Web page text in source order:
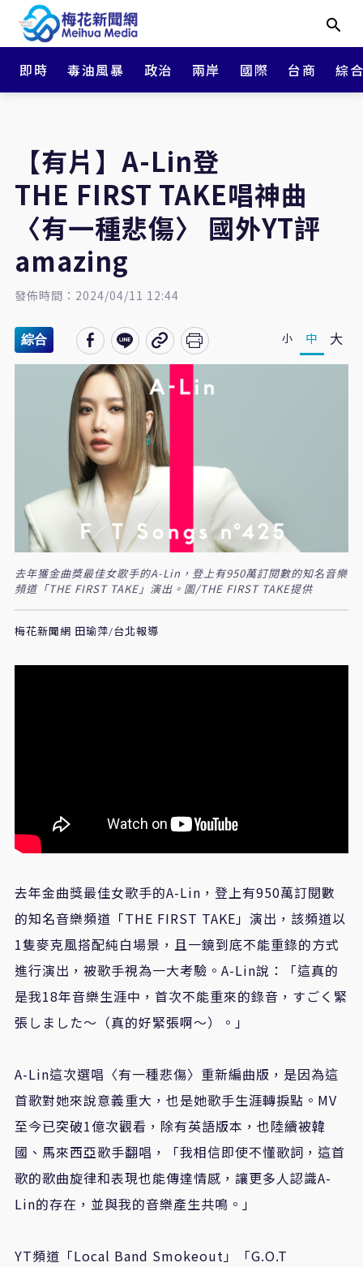
即時 毒油風暴 政治 兩岸 國際 台商 綜
【有片】A-Lin登
THE FIRST TAKE唱神曲
〈有一種悲傷〉 國外YT評
amazing
發佈時間：2024/04/11 12:44
綜合 小 中 大
去年獲金曲獎最佳女歌手的A-Lin，登上有950萬訂閱數的知名音樂
頻道「THE FIRST TAKE」演出。圖/THE FIRST TAKE提供
梅花新聞網 田瑜萍/台北報導
去年金曲獎最佳女歌手的A-Lin，登上有950萬訂閱數
的知名音樂頻道「THE FIRST TAKE」演出，該頻道以
1隻麥克風搭配純白場景，且一鏡到底不能重錄的方式
進行演出，被歌手視為一大考驗。A-Lin說：「這真的
是我18年音樂生涯中，首次不能重來的錄音，すごく緊
張しました〜（真的好緊張啊〜）。」
A-Lin這次選唱〈有一種悲傷〉重新編曲版，是因為這
首歌對她來說意義重大，也是她歌手生涯轉捩點。MV
至今已突破1億次觀看，除有英語版本，也陸續被韓
國、馬來西亞歌手翻唱，「我相信即使不懂歌詞，這首
歌的歌曲旋律和表現也能傳達情感，讓更多人認識A-
Lin的存在，並與我的音樂產生共鳴。」
YT頻道「Local Band Smokeout」「G.O.T